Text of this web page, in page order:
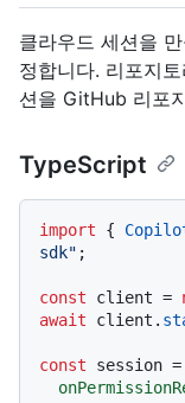
클라우드 세션을
정합니다. 리포지
션을 GitHub 리포
TypeScript
import {
sdk" ;
const client =
await client.
const session =